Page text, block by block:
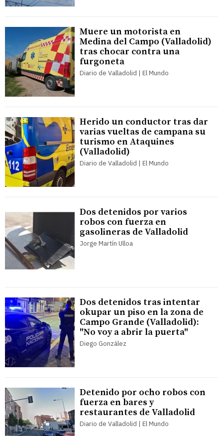
Muere un motorista en
Medina del Campo (Valladolid)
tras chocar contra una
furgoneta
Diario de Valladolid | El Mundo
Herido un conductor tras dar
varias vueltas de campana su
turismo en Ataquines
(Valladolid)
Diario de Valladolid | El Mundo
Dos detenidos por varios
robos con fuerza en
gasolineras de Valladolid
Jorge Martín Ulloa
Dos detenidos tras intentar
okupar un piso en la zona de
Campo Grande (Valladolid):
"No voy a abrir la puerta"
Diego González
Detenido por ocho robos con
fuerza en bares y
restaurantes de Valladolid
Diario de Valladolid | El Mundo